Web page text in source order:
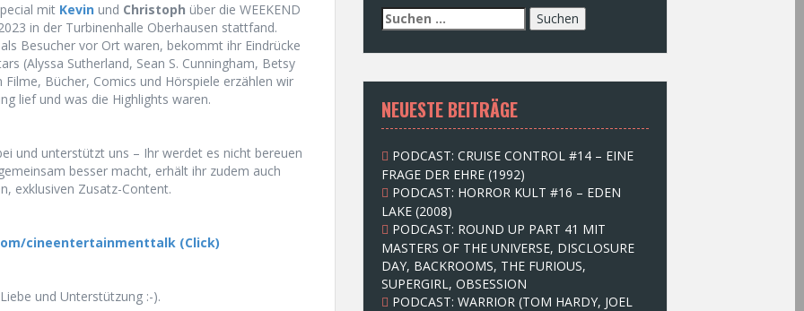
mit Kevinund Christoph über die WEEKEND
in der Turbinenhalle Oberhausen stattfand.
als Besucher vor Ort waren, bekommt ihr Eindrücke
(Alyssa Sutherland, Sean S. Cunningham, Betsy
Bücher, Comics und Hörspiele erzählen wir
lief und was die Highlights waren.
und unterstützt uns – Ihr werdet es nicht bereuen
besser macht, erhält ihr zudem auch
exklusiven Zusatz-Content.
cineentertainmenttalk (Click)
und Unterstützung :-).
S
u
c
e
n
n
c
h
:
NEUESTE BEITRÄGE
PODCAST: CRUISE CONTROL #14 – EINE
FRAGE DER EHRE (1992)
PODCAST: HORROR KULT #16 – EDEN
LAKE (2008)
PODCAST: ROUND UP PART 41 MIT
MASTERS OF THE UNIVERSE, DISCLOSURE
DAY, BACKROOMS, THE FURIOUS,
SUPERGIRL, OBSESSION
PODCAST: WARRIOR (TOM HARDY, JOEL